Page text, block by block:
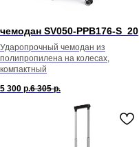
чемодан SV050-PPB176-S_20
Ударопрочный чемодан из
полипропилена на колесах,
компактный
5 300 р.6 305 р.